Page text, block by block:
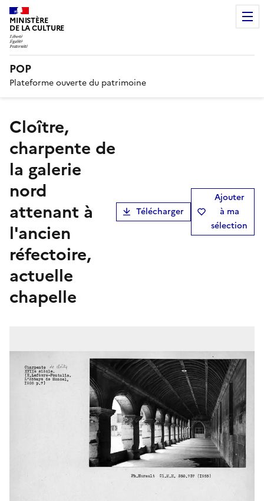
MINISTÈRE
DE LA CULTURE
POP
Plateforme ouverte du patrimoine
Cloître,
charpente de
la galerie
nord
attenant à
l'ancien
réfectoire,
actuelle
chapelle
Télécharger
Ajouter
à ma
sélection